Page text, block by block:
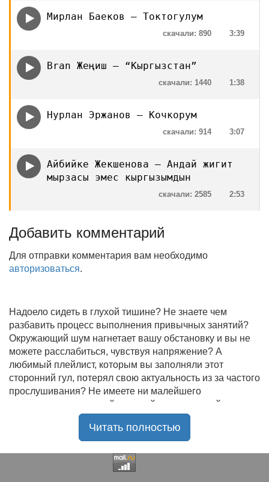
Мирлан Баеков — Токтогулум
3:39
скачали: 890
Bran Жеңиш — “Кыргызстан”
1:38
скачали: 1440
Нурлан Эржанов — Кочкорум
3:07
скачали: 914
Айбийке Жекшенова — Андай жигит
мырзасы эмес кыргызымдын
2:53
скачали: 2585
Добавить комментарий
Для отправки комментария вам необходимо
авторизоваться.
Надоело сидеть в глухой тишине? Не знаете чем
разбавить процесс выполнения привычных занятий?
Окружающий шум нагнетает вашу обстановку и вы не
можете расслабиться, чувствуя напряжение? А
любимый плейлист, которым вы заполняли этот
сторонний гул, потерял свою актуальность из за частого
прослушивания? Не имеете ни малейшего
представления, где найти новый качественный контент
на замену старому? В таком случае вы обратились по
радостью приветствует своих старых и новых
Читать полностью